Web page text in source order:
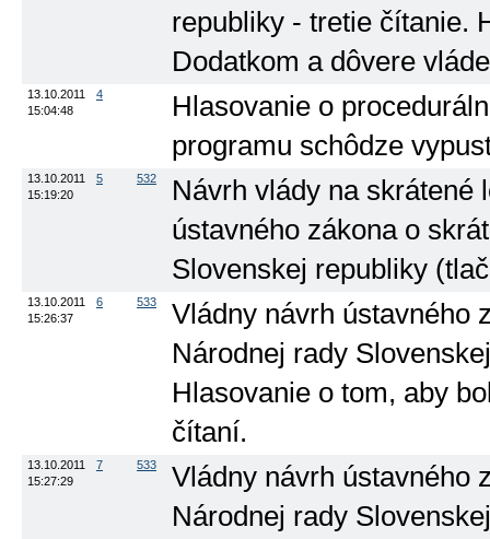
republiky - tretie čítanie.
Dodatkom a dôvere
13.10.2011
15:04:48
4
Hlasovanie o
programu schôdze
13.10.2011
15:19:20
5 532
Návrh vlády na skrátené
ústavného zákona o
Slovenskej republiky
13.10.2011
15:26:37
6 533
Vládny návrh ústavného
Národnej rady
Hlasovanie o tom, aby
čítaní.
13.10.2011
15:27:29
7 533
Vládny návrh ústavného
Národnej rady